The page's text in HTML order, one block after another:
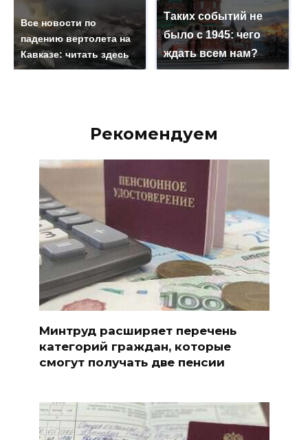
Все новости по
падению вертолета на
Кавказе: читать здесь
Таких событий не
было с 1945: чего
ждать всем нам?
Рекомендуем
Минтруд расширяет перечень
категорий граждан, которые
смогут получать две пенсии